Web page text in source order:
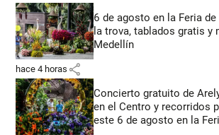
6 de agosto en la Feria
la trova, tablados gratis y
Medellín
hace 4 horas share
Concierto gratuito de
en el Centro y recorridos
este 6 de agosto en la